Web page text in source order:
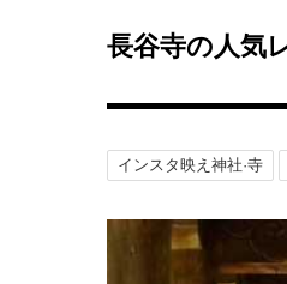
長谷寺の人気
インスタ映え神社·寺